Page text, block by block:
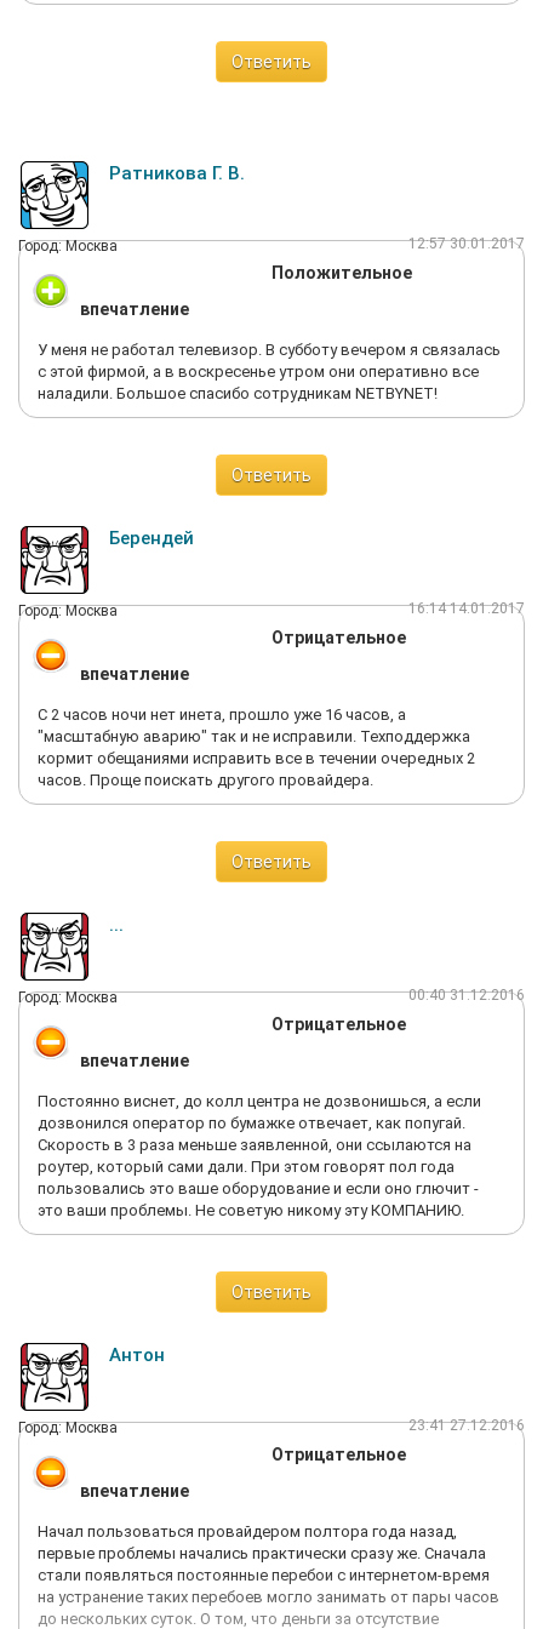
Ответить
Ратникова Г. В.
Город: Москва 12:57 30.01.2017
Положительное
впечатление
У меня не работал телевизор. В субботу вечером я связалась
с этой фирмой, а в воскресенье утром они оперативно все
наладили. Большое спасибо сотрудникам NETBYNET!
Ответить
Берендей
Город: Москва 16:14 14.01.2017
Отрицательное
впечатление
С 2 часов ночи нет инета, прошло уже 16 часов, а
"масштабную аварию" так и не исправили. Техподдержка
кормит обещаниями исправить все в течении очередных 2
часов. Проще поискать другого провайдера.
Ответить
...
Город: Москва 00:40 31.12.2016
Отрицательное
впечатление
Постоянно виснет, до колл центра не дозвонишься, а если
дозвонился оператор по бумажке отвечает, как попугай.
Скорость в 3 раза меньше заявленной, они ссылаются на
роутер, который сами дали. При этом говорят пол года
пользовались это ваше оборудование и если оно глючит -
это ваши проблемы. Не советую никому эту КОМПАНИЮ.
Ответить
Антон
Город: Москва 23:41 27.12.2016
Отрицательное
впечатление
Начал пользоваться провайдером полтора года назад,
первые проблемы начались практически сразу же. Сначала
стали появляться постоянные перебои с интернетом-время
на устранение таких перебоев могло занимать от пары часов
до нескольких суток. О том, что деньги за отсутствие